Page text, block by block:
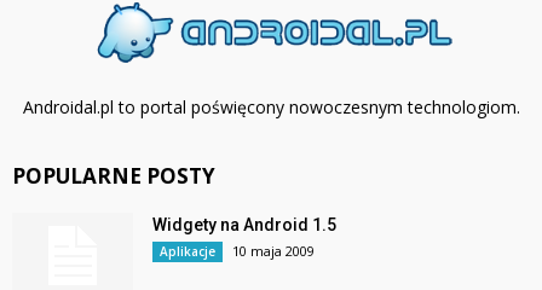
Androidal.pl to portal poświęcony nowoczesnym technologiom.
POPULARNE POSTY
Widgety na Android 1.5
Aplikacje 10 maja 2009